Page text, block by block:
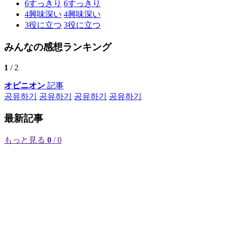
6すっきり 6すっきり
4興味深い 4興味深い
3役に立つ 3役に立つ
みんなの感想ランキング
1 / 2
オピニオン 記事
공유하기
공유하기 공유하기 공유하기
最新記事
もっと見る 0 / 0